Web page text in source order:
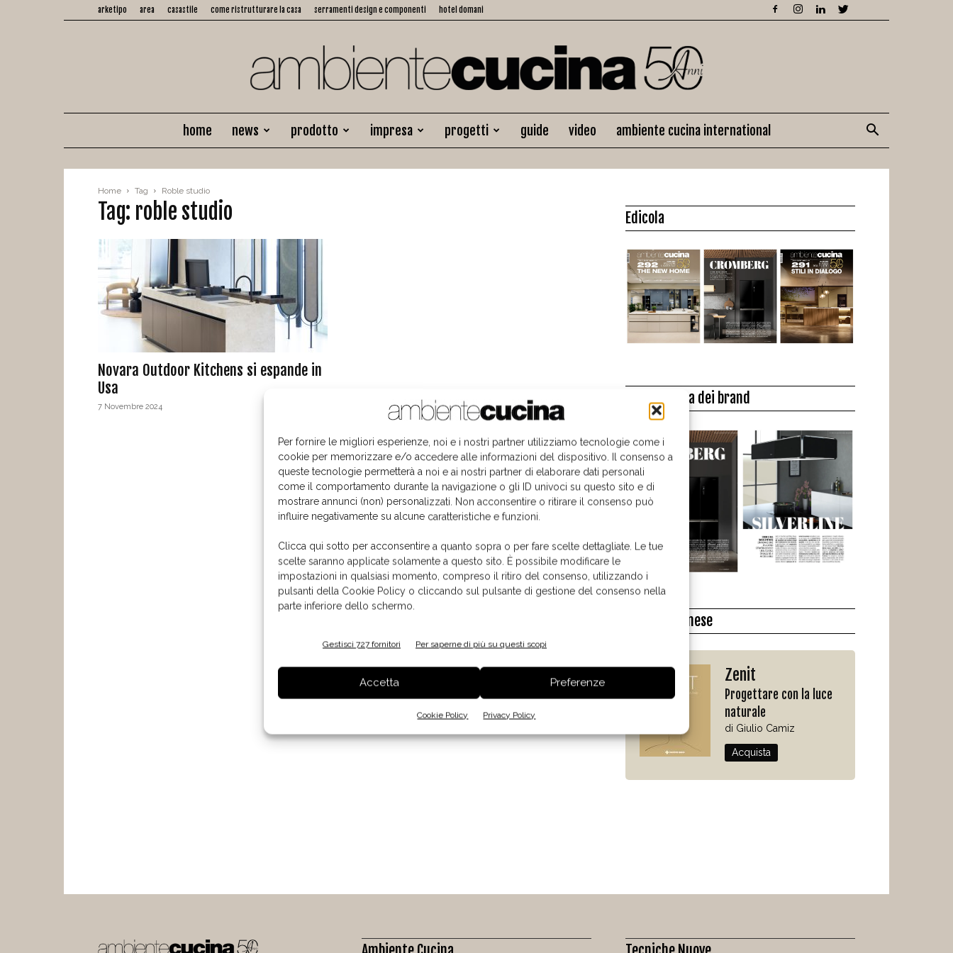
Per fornire le migliori esperienze, noi e i nostri partner utilizziamo tecnologie come i
cookie per memorizzare e/o accedere alle informazioni del dispositivo. Il consenso a
queste tecnologie permetterà a noi e ai nostri partner di elaborare dati personali
come il comportamento durante la navigazione o gli ID univoci su questo sito e di
mostrare annunci (non) personalizzati. Non acconsentire o ritirare il consenso può
influire negativamente su alcune caratteristiche e funzioni.
Clicca qui sotto per acconsentire a quanto sopra o per fare scelte dettagliate. Le tue
scelte saranno applicate solamente a questo sito. È possibile modificare le
impostazioni in qualsiasi momento, compreso il ritiro del consenso, utilizzando i
pulsanti della Cookie Policy o cliccando sul pulsante di gestione del consenso nella
parte inferiore dello schermo.
Gestisci 727 fornitori Per saperne di più su questi scopi
Accetta Preferenze
Cookie Policy Privacy Policy
arketipo area casastile come ristrutturare la casa serramenti design e componenti hotel domani
Ambiente
home news prodotto impresa progetti guide video ambiente cucina international
Home Tag Roble studio
Tag: roble studio
Novara Outdoor Kitchens si espande in
Usa
7 Novembre 2024
Edicola
La biblioteca dei brand
Il libro del mese
Zenit
Progettare con la luce
naturale
di Giulio Camiz
Acquista